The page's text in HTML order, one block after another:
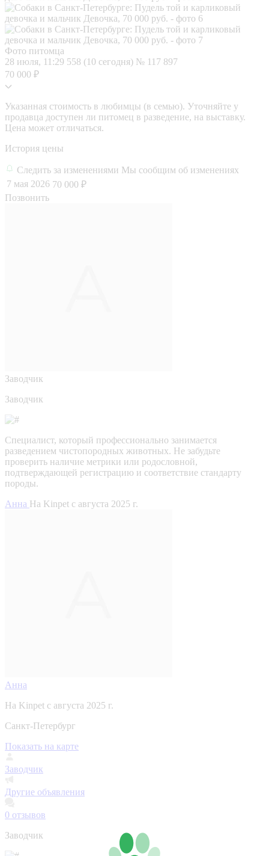
Фото питомца
28 июля, 11:29 558 (10 сегодня) № 117 897
70 000 ₽
Указанная стоимость в любимцы (в семью). Уточняйте у
продавца доступен ли питомец в разведение, на выставку.
Цена может отличаться.
История цены
Следить за изменениями Мы сообщим об изменениях
7 мая 2026 70 000 ₽
Позвонить
Заводчик
Заводчик
Специалист, который профессионально занимается
разведением чистопородных животных. Не забудьте
проверить наличие метрики или родословной,
подтверждающей регистрацию и соответствие стандарту
породы.
Анна На Kinpet c августа 2025 г.
Анна
На Kinpet c августа 2025 г.
Санкт-Петербург
Показать на карте
Заводчик
Другие объявления
0 отзывов
Заводчик